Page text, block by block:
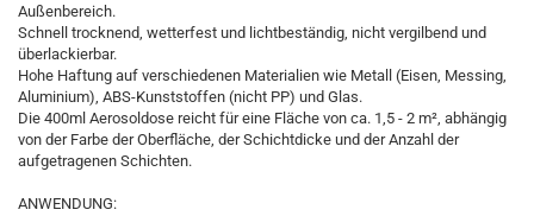
Außenbereich.
Schnell trocknend, wetterfest und lichtbeständig, nicht vergilbend und
überlackierbar.
Hohe Haftung auf verschiedenen Materialien wie Metall (Eisen, Messing,
Aluminium), ABS-Kunststoffen (nicht PP) und Glas.
Die 400ml Aerosoldose reicht für eine Fläche von ca. 1,5 - 2 m², abhängig
von der Farbe der Oberfläche, der Schichtdicke und der Anzahl der
aufgetragenen Schichten.
ANWENDUNG: